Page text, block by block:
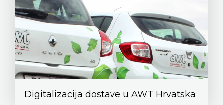
Digitalizacija dostave u AWT Hrvatska